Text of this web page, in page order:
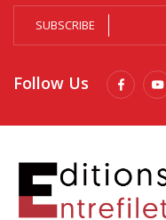
SUBSCRIBE
Follow Us